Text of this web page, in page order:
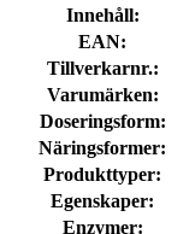
Innehåll:
EAN:
Tillverkarnr.:
Varumärken:
Doseringsform:
Näringsformer:
Produkttyper:
Egenskaper:
Enzymer: